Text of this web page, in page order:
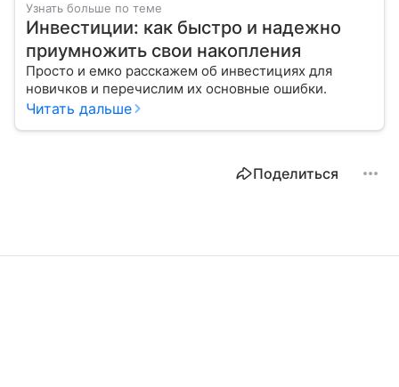
Узнать больше по теме
Инвестиции: как быстро и надежно
приумножить свои накопления
Просто и емко расскажем об инвестициях для
новичков и перечислим их основные ошибки.
Читать дальше
Поделиться